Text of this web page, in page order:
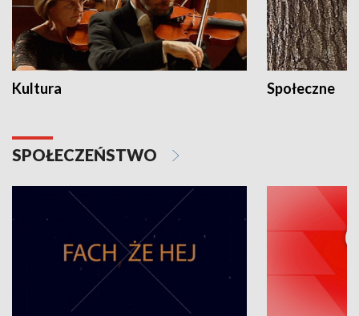
Kultura Społeczne
SPOŁECZEŃSTWO